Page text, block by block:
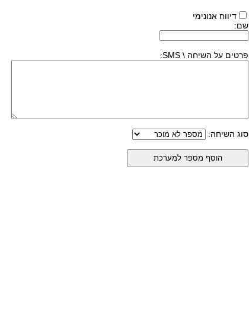
דיווח אנונימי
שם:
פרטים על השיחה \ SMS:
סוג השיחה: